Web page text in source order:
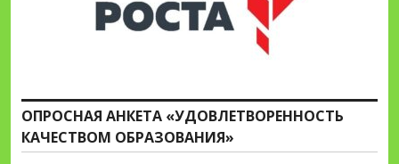
ОПРОСНАЯ АНКЕТА «УДОВЛЕТВОРЕННОСТЬ
КАЧЕСТВОМ ОБРАЗОВАНИЯ»